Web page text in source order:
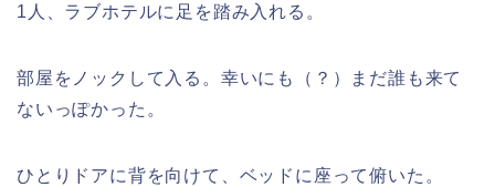
1人、ラブホテルに足を踏み入れる。
部屋をノックして入る。幸いにも（？）まだ誰も来て
ないっぽかった。
ひとりドアに背を向けて、ベッドに座って俯いた。